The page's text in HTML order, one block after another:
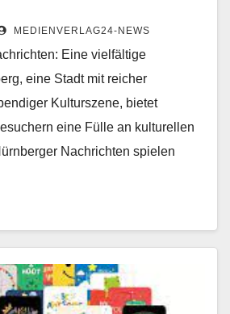
MEDIENVERLAG24-NEWS
Eine vielfältige
eine Stadt mit reicher
Kulturszene, bietet
eine Fülle an kulturellen
Nachrichten spielen